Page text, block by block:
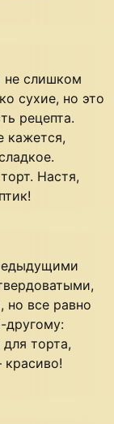
не слишком
сухие, но это
рецепта.
кажется,
Настя,
но все равно
другому:
торта,